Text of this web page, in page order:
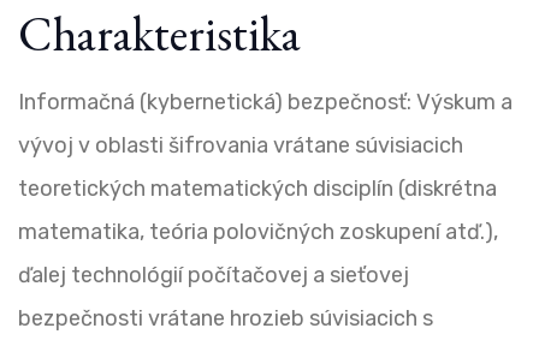
Charakteristika
Informačná (kybernetická) bezpečnosť: Výskum a
vývoj v oblasti šifrovania vrátane súvisiacich
teoretických matematických disciplín (diskrétna
matematika, teória polovičných zoskupení atď.),
ďalej technológiípočítačovej a sieťovej
bezpečnosti vrátane hrozieb súvisiacich s